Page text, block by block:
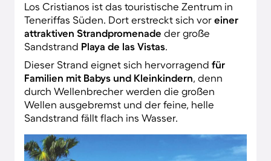
Los Cristianos ist das touristische Zentrum in
Teneriffas Süden. Dort erstreckt sich vor einer
attraktiven Strandpromenade der große
Sandstrand Playa de las Vistas.
Dieser Strand eignet sich hervorragend für
Familien mit Babys und Kleinkindern, denn
durch Wellenbrecher werden die großen
Wellen ausgebremst und der feine, helle
Sandstrand fällt flach ins Wasser.